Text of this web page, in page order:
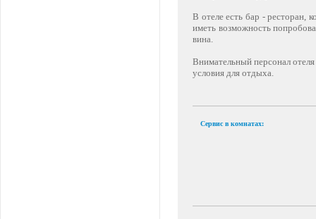
В отеле есть бар - ресторан,
иметь возможность
вина.
Внимательный персонал
условия для отдыха.
Сервис в комнатах: